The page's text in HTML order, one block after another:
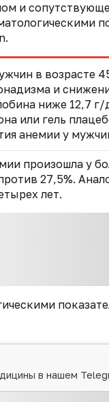
и
в возрасте
и
ниже 12,7
или гель
анемии у
произошла у
27,5%.
лет.
в нашем